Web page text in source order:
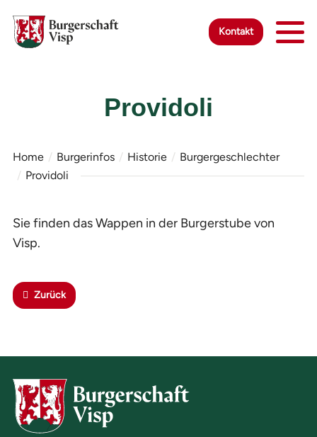
Kontakt
Home Burgerinfos Historie
Burgergeschlechter
Providoli
Providoli
Sie finden das Wappen in der Burgerstube von
Visp.
Zurück